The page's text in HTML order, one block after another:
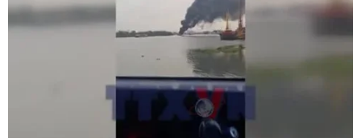
Đà Nẵng: Sóng cuốn 4 người tại Mũi
Nghê, 3 người mất tích
Mở ra không gian phát triển mới